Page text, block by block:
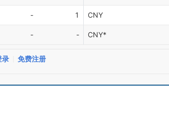
- 1 CNY
- - CNY*
录 免费注册